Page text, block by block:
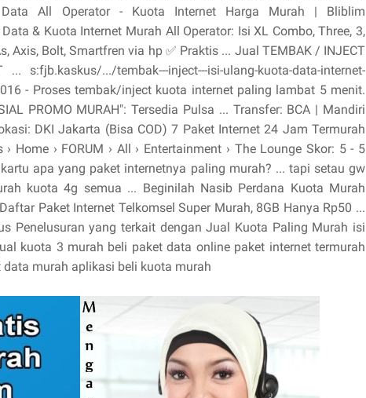
All Operator - Kuota Internet Harga Murah | Bliblim
& Kuota Internet Murah All Operator: Isi XL Combo, Three, 3,
Axis, Bolt, Smartfren via hp ✅ Praktis ... Jual TEMBAK / INJECT
s:fjb.kaskus/.../tembak---inject---isi-ulang-kuota-data-internet-
- Proses tembak/inject kuota internet paling lambat 5 menit.
PROMO MURAH": Tersedia Pulsa ... Transfer‎: ‎BCA | Mandiri
‎DKI Jakarta (Bisa COD) 7 Paket Internet 24 Jam Termurah
Home › FORUM › All › Entertainment › The Lounge Skor: 5 - ‎5
apa yang paket internetnya paling murah? ... tapi setau gw
kuota 4g semua ... Beginilah Nasib Perdana Kuota Murah
Paket Internet Telkomsel Super Murah, 8GB Hanya Rp50 ...
Penelusuran yang terkait dengan Jual Kuota Paling Murah isi
kuota 3 murah beli paket data online paket internet termurah
murah aplikasi beli kuota murah